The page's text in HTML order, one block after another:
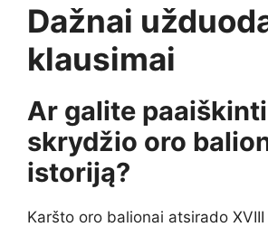
Dažnai
klausimai
Ar galite paaiškinti
skrydžio oro
istoriją?
Karšto oro balionai atsirado